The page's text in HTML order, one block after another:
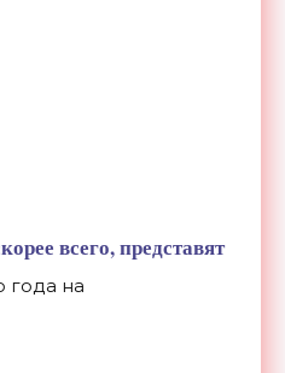
всего, представят
года на